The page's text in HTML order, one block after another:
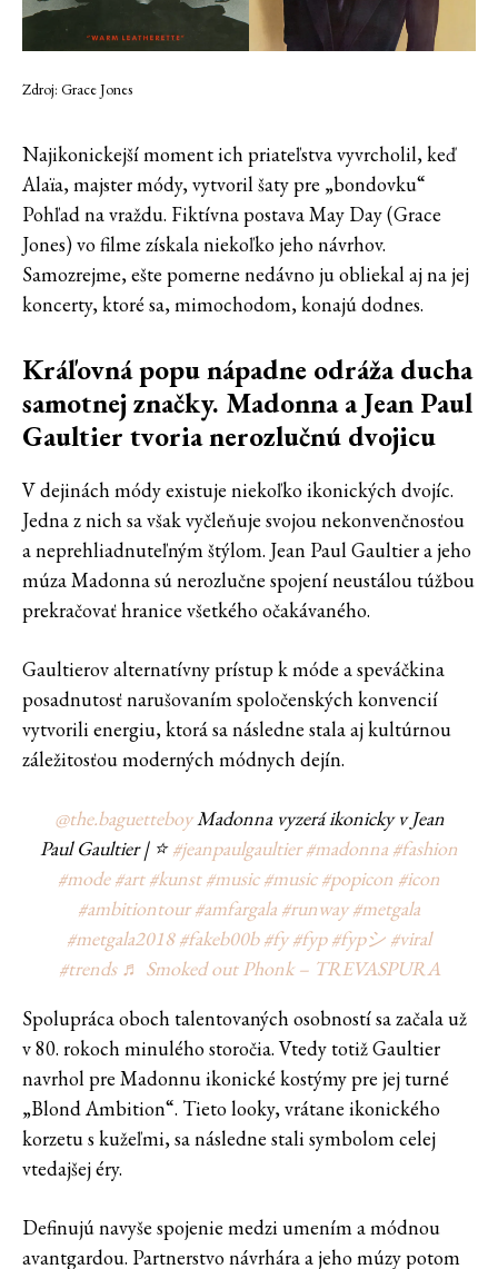
Zdroj: Grace Jones
Najikonickejší moment ich priateľstva vyvrcholil, keď
Alaïa, majster módy, vytvoril šaty pre „bondovku“
Pohľad na vraždu. Fiktívna postava May Day (Grace
Jones) vo filme získala niekoľko jeho návrhov.
Samozrejme, ešte pomerne nedávno ju obliekal aj na jej
koncerty, ktoré sa, mimochodom, konajú dodnes.
Kráľovná popu nápadne odráža ducha
samotnej značky. Madonna a Jean Paul
Gaultier tvoria nerozlučnú dvojicu
V dejinách módy existuje niekoľko ikonických dvojíc.
Jedna z nich sa však vyčleňuje svojou nekonvenčnosťou
a neprehliadnuteľným štýlom. Jean Paul Gaultier a jeho
múza Madonna sú nerozlučne spojení neustálou túžbou
prekračovať hranice všetkého očakávaného.
Gaultierov alternatívny prístup k móde a speváčkina
posadnutosť narušovaním spoločenských konvencií
vytvorili energiu, ktorá sa následne stala aj kultúrnou
záležitosťou moderných módnych dejín.
@the.baguetteboyMadonna vyzerá ikonicky v Jean
Paul Gaultier | ⭐️#jeanpaulgaultier #madonna #fashion
#mode #art #kunst #music #music #popicon #icon
#ambitiontour #amfargala #runway #metgala
#metgala2018 #fakeb00b #fy #fyp #fypシ #viral
#trends ♬ Smoked out Phonk – TREVASPURA
Spolupráca oboch talentovaných osobností sa začala už
v 80. rokoch minulého storočia. Vtedy totiž Gaultier
navrhol pre Madonnu ikonické kostýmy pre jej turné
„Blond Ambition“. Tieto looky, vrátane ikonického
korzetu s kužeľmi, sa následne stali symbolom celej
vtedajšej éry.
Definujú navyše spojenie medzi umením a módnou
avantgardou. Partnerstvo návrhára a jeho múzy potom